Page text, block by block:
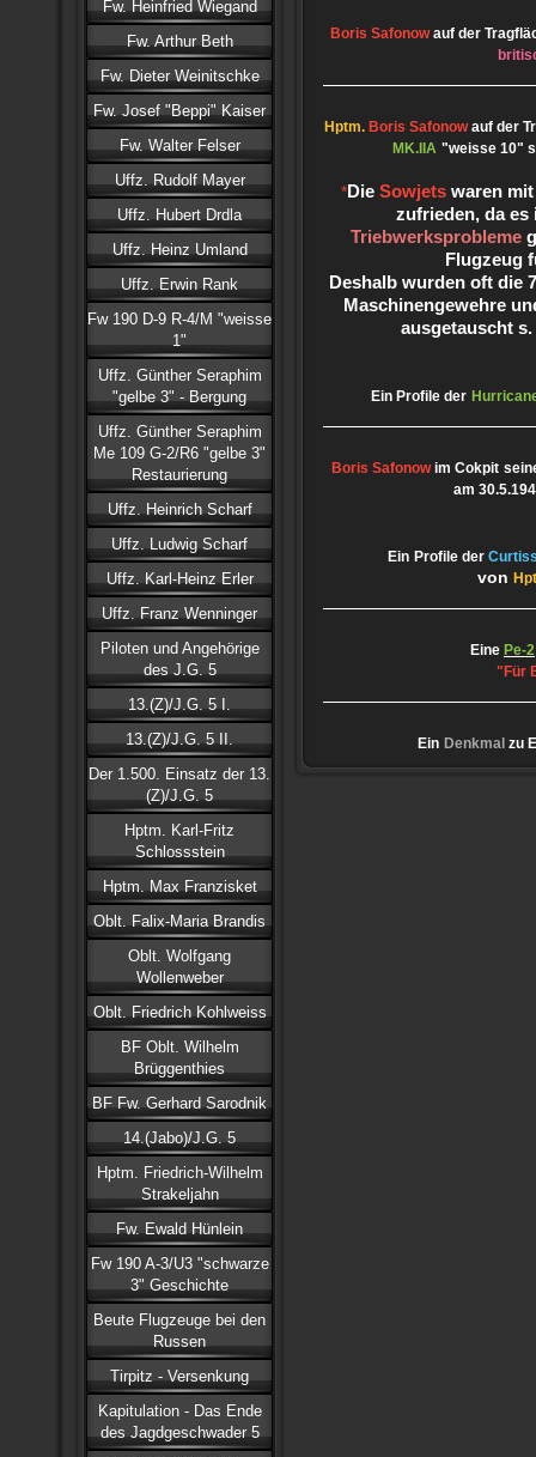
Fw. Heinfried Wiegand
Fw. Arthur Beth
Fw. Dieter Weinitschke
Fw. Josef "Beppi" Kaiser
Fw. Walter Felser
Uffz. Rudolf Mayer
Uffz. Hubert Drdla
Uffz. Heinz Umland
Uffz. Erwin Rank
Fw 190 D-9 R-4/M "weisse
1"
Uffz. Günther Seraphim
"gelbe 3" - Bergung
Uffz. Günther Seraphim
Me 109 G-2/R6 "gelbe 3"
Restaurierung
Uffz. Heinrich Scharf
Uffz. Ludwig Scharf
Uffz. Karl-Heinz Erler
Uffz. Franz Wenninger
Piloten und Angehörige
des J.G. 5
13.(Z)/J.G. 5 I.
13.(Z)/J.G. 5 II.
Der 1.500. Einsatz der 13.
(Z)/J.G. 5
Hptm. Karl-Fritz
Schlossstein
Hptm. Max Franzisket
Oblt. Falix-Maria Brandis
Oblt. Wolfgang
Wollenweber
Oblt. Friedrich Kohlweiss
BF Oblt. Wilhelm
Brüggenthies
BF Fw. Gerhard Sarodnik
14.(Jabo)/J.G. 5
Hptm. Friedrich-Wilhelm
Strakeljahn
Fw. Ewald Hünlein
Fw 190 A-3/U3 "schwarze
3" Geschichte
Beute Flugzeuge bei den
Russen
Tirpitz - Versenkung
Kapitulation - Das Ende
des Jagdgeschwader 5
Boris Safonow auf der
Hptm. Boris Safonow auf der
MK.IIA "weisse 10"
*Die Sowjetswaren
zufrieden, da es
Triebwerksprobleme
Flugzeug
Deshalb wurden oft die
Maschinengewehre
ausgetauscht s.
Ein Profile der
Boris Safonow im Cokpit
am
Ein Profile der
von
Eine Pe-2
"Für
Ein Denkmal zu